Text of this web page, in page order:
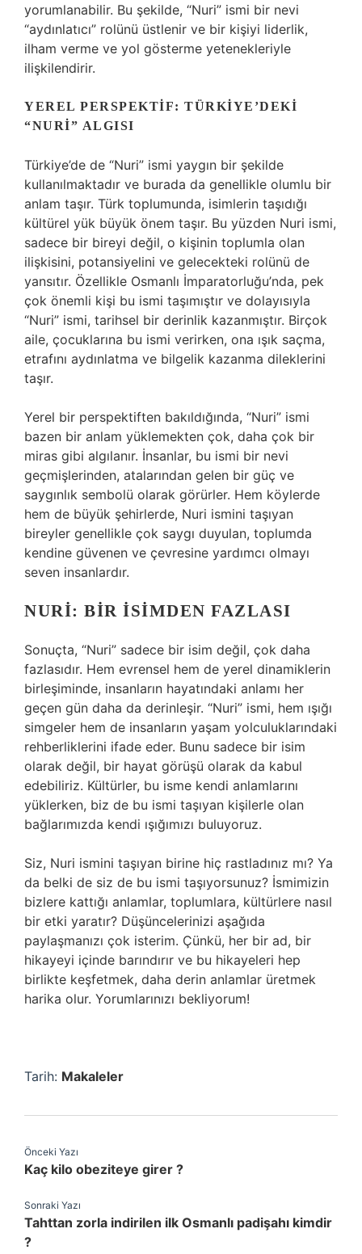
yorumlanabilir. Bu şekilde, “Nuri” ismi bir nevi
“aydınlatıcı” rolünü üstlenir ve bir kişiyi liderlik,
ilham verme ve yol gösterme yetenekleriyle
ilişkilendirir.
YEREL PERSPEKTIF: TÜRKIYE’DEKI
“NURI” ALGISI
Türkiye’de de “Nuri” ismi yaygın bir şekilde
kullanılmaktadır ve burada da genellikle olumlu bir
anlam taşır. Türk toplumunda, isimlerin taşıdığı
kültürel yük büyük önem taşır. Bu yüzden Nuri ismi,
sadece bir bireyi değil, o kişinin toplumla olan
ilişkisini, potansiyelini ve gelecekteki rolünü de
yansıtır. Özellikle Osmanlı İmparatorluğu’nda, pek
çok önemli kişi bu ismi taşımıştır ve dolayısıyla
“Nuri” ismi, tarihsel bir derinlik kazanmıştır. Birçok
aile, çocuklarına bu ismi verirken, ona ışık saçma,
etrafını aydınlatma ve bilgelik kazanma dileklerini
taşır.
Yerel bir perspektiften bakıldığında, “Nuri” ismi
bazen bir anlam yüklemekten çok, daha çok bir
miras gibi algılanır. İnsanlar, bu ismi bir nevi
geçmişlerinden, atalarından gelen bir güç ve
saygınlık sembolü olarak görürler. Hem köylerde
hem de büyük şehirlerde, Nuri ismini taşıyan
bireyler genellikle çok saygı duyulan, toplumda
kendine güvenen ve çevresine yardımcı olmayı
seven insanlardır.
NURI: BIR İSIMDEN FAZLASI
Sonuçta, “Nuri” sadece bir isim değil, çok daha
fazlasıdır. Hem evrensel hem de yerel dinamiklerin
birleşiminde, insanların hayatındaki anlamı her
geçen gün daha da derinleşir. “Nuri” ismi, hem ışığı
simgeler hem de insanların yaşam yolculuklarındaki
rehberliklerini ifade eder. Bunu sadece bir isim
olarak değil, bir hayat görüşü olarak da kabul
edebiliriz. Kültürler, bu isme kendi anlamlarını
yüklerken, biz de bu ismi taşıyan kişilerle olan
bağlarımızda kendi ışığımızı buluyoruz.
Siz, Nuri ismini taşıyan birine hiç rastladınız mı? Ya
da belki de siz de bu ismi taşıyorsunuz? İsmimizin
bizlere kattığı anlamlar, toplumlara, kültürlere nasıl
bir etki yaratır? Düşüncelerinizi aşağıda
paylaşmanızı çok isterim. Çünkü, her bir ad, bir
hikayeyi içinde barındırır ve bu hikayeleri hep
birlikte keşfetmek, daha derin anlamlar üretmek
harika olur. Yorumlarınızı bekliyorum!
Tarih: Makaleler
Önceki Yazı
Kaç kilo obeziteye girer ?
Sonraki Yazı
Tahttan zorla indirilen ilk Osmanlı padişahı kimdir
?